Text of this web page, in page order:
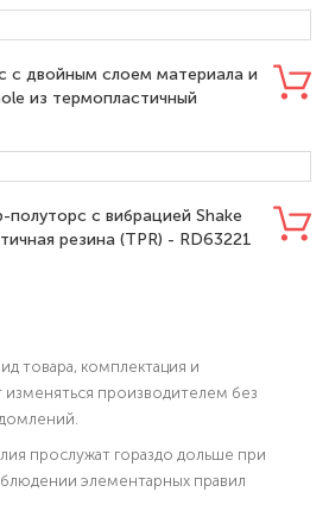
с двойным слоем материала и
из термопластичный
с вибрацией Shake
резина (TPR) - RD63221
товара, комплектация и
изменяться производителем без
прослужат гораздо дольше при
элементарных правил